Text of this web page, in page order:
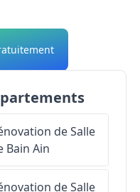
de Salle
Bain Ain
de Salle